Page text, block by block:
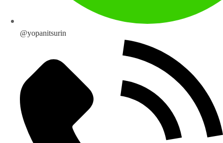
@yopanitsurin